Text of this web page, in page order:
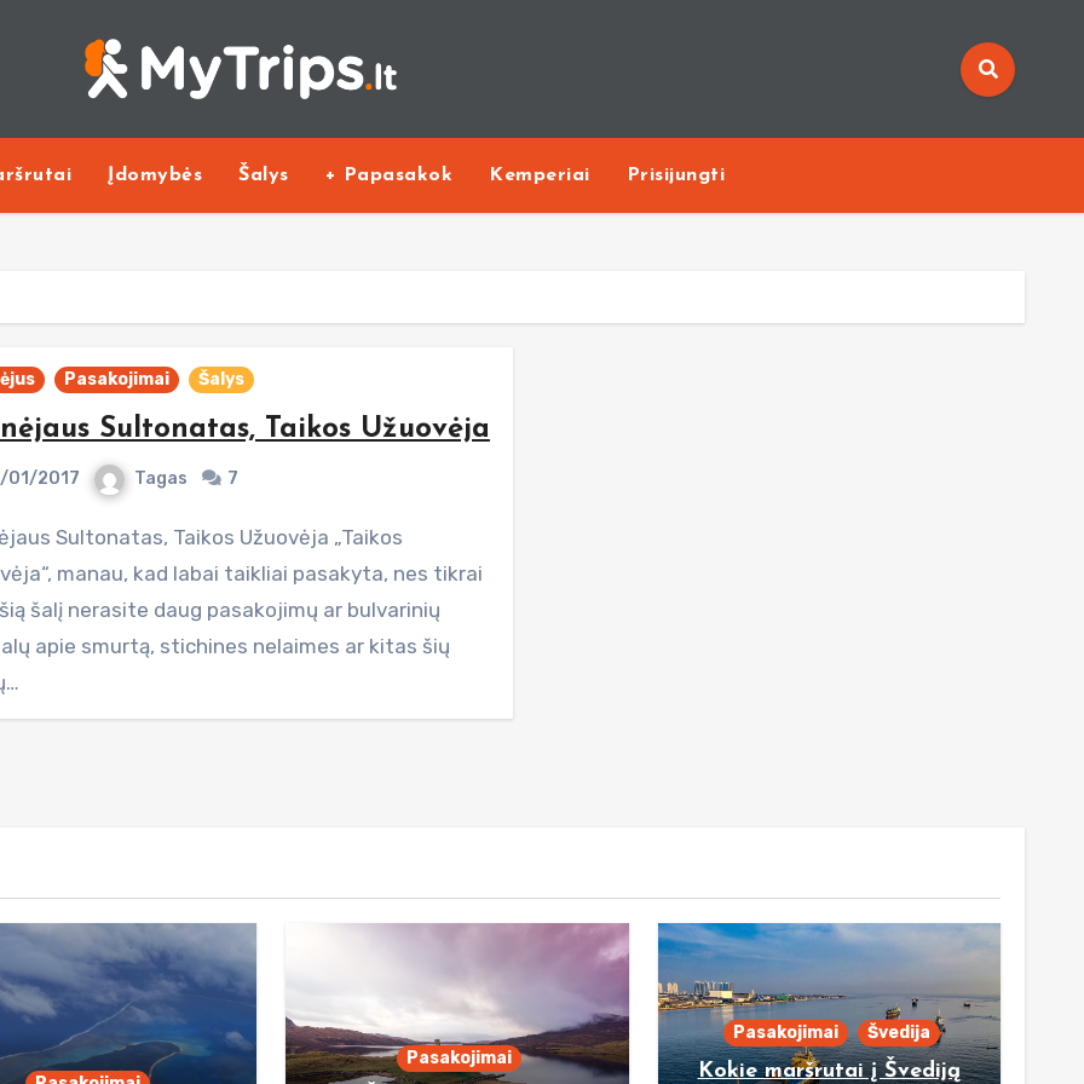
Įdomybės Šalys + Papasakok Kemperiai Prisijungti
Pasakojimai Šalys
Sultonatas, Taikos Užuovėja
01/2017 Tagas 7
manau, kad labai taikliai pasakyta, nes tikrai
šalį nerasite daug pasakojimų ar bulvarinių
apie smurtą, stichines nelaimes ar kitas šių
Pasakojimai
Pasakojimai Švedija
Kokie maršrutai į Švediją